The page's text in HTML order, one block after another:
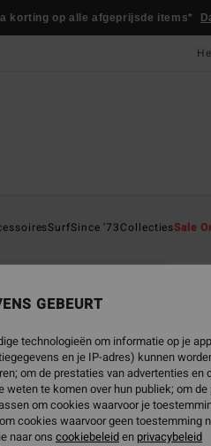
korting op alle afgeprijsde items*
SurfSince '73CollectiesSale
GEBEURT
technologieën om informatie op je
en je IP-adres) kunnen
om de prestaties van advertenties en
te komen over hun publiek; om
om cookies waarvoor je
cookies waarvoor geen toestemming
naar ons cookiebeleiden privacybeleid